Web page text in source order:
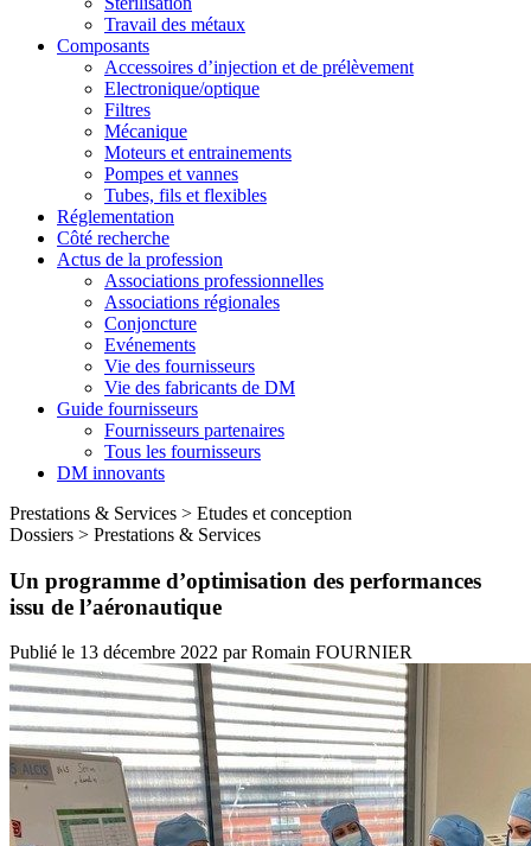
Travail des métaux
Composants
Accessoires d’injection et de prélèvement
Electronique/optique
Filtres
Mécanique
Moteurs et entrainements
Pompes et vannes
Tubes, fils et flexibles
Réglementation
Côté recherche
Actus de la profession
Associations professionnelles
Associations régionales
Conjoncture
Evénements
Vie des fournisseurs
Vie des fabricants de DM
Guide fournisseurs
Fournisseurs partenaires
Tous les fournisseurs
DM innovants
Prestations & Services > Etudes et conception
Dossiers > Prestations & Services
Un programme d’optimisation des performances
issu de l’aéronautique
Publié le 13 décembre 2022 parRomain FOURNIER